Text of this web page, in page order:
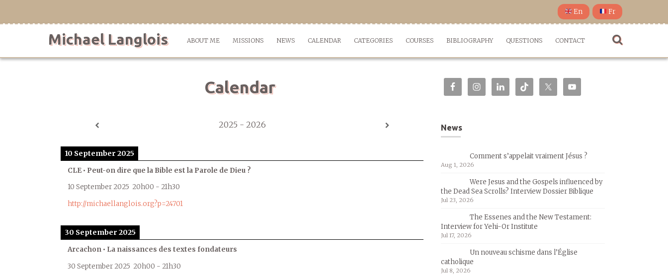
En Fr
Michael Langlois ABOUT ME MISSIONS NEWS CALENDAR CATEGORIES COURSES BIBLIOGRAPHY QUESTIONS CONTACT
Calendar
2025 - 2026
10 September 2025
CLE • Peut-on dire que la Bible est la Parole de Dieu ?
10 September 2025 20h00 - 21h30
http://michaellanglois.org?p=24701
30 September 2025
Arcachon • La naissances des textes fondateurs
30 September 2025 20h00 - 21h30
News
Comment s’appelait vraiment Jésus ?
Aug 1, 2026
Were Jesus and the Gospels influenced by
the Dead Sea Scrolls? Interview Dossier Biblique
Jul 23, 2026
The Essenes and the New Testament:
Interview for Yehi-Or Institute
Jul 17, 2026
Un nouveau schisme dans l’Église
catholique
Jul 8, 2026